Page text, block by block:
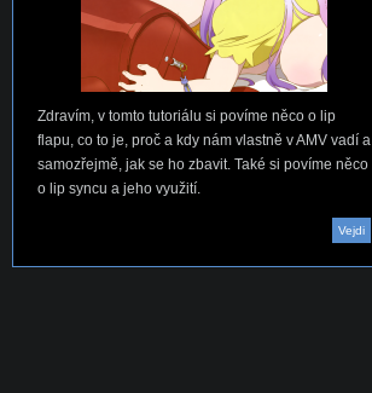
Zdravím, v tomto tutoriálu si povíme něco o lip
flapu, co to je, proč a kdy nám vlastně v AMV vadí a
samozřejmě, jak se ho zbavit. Také si povíme něco
o lip syncu a jeho využití.
Vejdi